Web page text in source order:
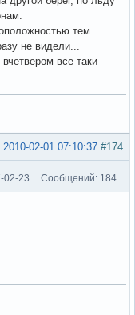
тем
не видели...
все таки
#174
2010-02-01 07:10:37
02-23 Сообщений: 184